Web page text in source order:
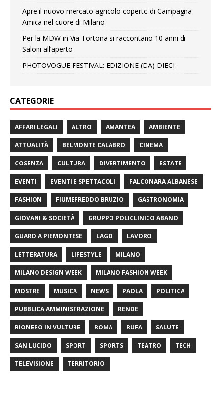
Apre il nuovo mercato agricolo coperto di Campagna
Amica nel cuore di Milano
Per la MDW in Via Tortona si raccontano 10 anni di
Saloni all’aperto
PHOTOVOGUE FESTIVAL: EDIZIONE (DA) DIECI
CATEGORIE
AFFARI LEGALI ALTRO AMANTEA AMBIENTE
ATTUALITÀ BELMONTE CALABRO CINEMA
COSENZA CULTURA DIVERTIMENTO ESTATE
EVENTI EVENTI E SPETTACOLI FALCONARA ALBANESE
FASHION FIUMEFREDDO BRUZIO GASTRONOMIA
GIOVANI & SOCIETÀ GRUPPO POLICLINICO ABANO
GUARDIA PIEMONTESE LAGO LAVORO
LETTERATURA LIFESTYLE MILANO
MILANO DESIGN WEEK MILANO FASHION WEEK
MOSTRE MUSICA NEWS PAOLA POLITICA
PUBBLICA AMMINISTRAZIONE RENDE
RIONERO IN VULTURE ROMA RUFA SALUTE
SAN LUCIDO SPORT SPORTS TEATRO TECH
TELEVISIONE TERRITORIO